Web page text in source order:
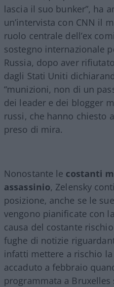
lascia il suo bunker”, ha
un’intervista con CNN il
ruolo centrale dell’ex
sostegno internazionale
Russia, dopo aver
dagli Stati Uniti
“munizioni, non di un
dei leader e dei blogger
russi, che hanno chiesto
preso di mira.
Nonostante le costanti
assassinio, Zelensky
posizione, anche se le
vengono pianificate con
causa del costante
fughe di notizie
infatti mettere a rischio la
accaduto a febbraio
programmata a